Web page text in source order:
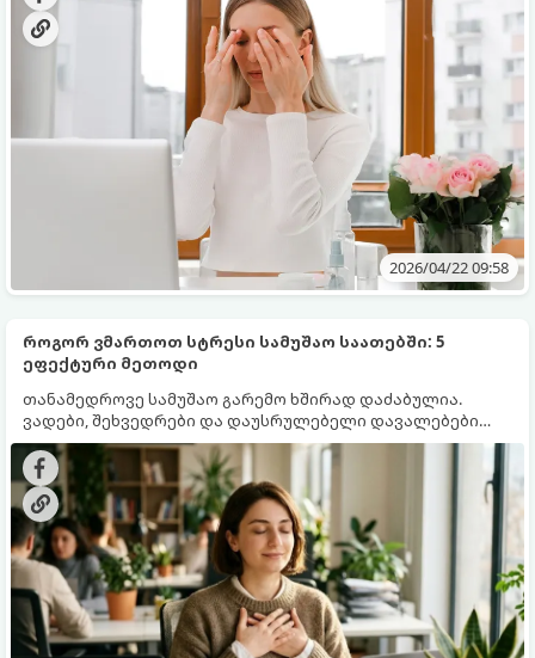
2026/04/22 09:58
როგორ ვმართოთ სტრესი სამუშაო საათებში: 5
ეფექტური მეთოდი
თანამედროვე სამუშაო გარემო ხშირად დაძაბულია.
ვადები, შეხვედრები და დაუსრულებელი დავალებები
ხშირად იწვევს სტრესს, რაც აფერხებს პროდუქტიულობას
და აზიანებს ჯანმრთელობას. იმისათვის, რომ
შეინარჩუნოთ სიმშვიდე და ენერგია უშუალოდ სამუშაო
პროცესში, მიჰყევით ამ 5 მარტივ, მაგრამ ეფექტურ
რჩევას: